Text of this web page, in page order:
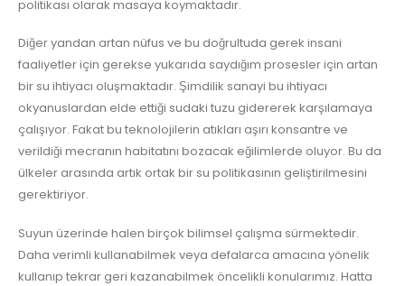
politikası olarak masaya koymaktadır.
Diğer yandan artan nüfus ve bu doğrultuda gerek insani
faaliyetler için gerekse yukarıda saydığım prosesler için artan
bir su ihtiyacı oluşmaktadır. Şimdilik sanayi bu ihtiyacı
okyanuslardan elde ettiği sudaki tuzu gidererek karşılamaya
çalışıyor. Fakat bu teknolojilerin atıkları aşırı konsantre ve
verildiği mecranın habitatını bozacak eğilimlerde oluyor. Bu da
ülkeler arasında artık ortak bir su politikasının geliştirilmesini
gerektiriyor.
Suyun üzerinde halen birçok bilimsel çalışma sürmektedir.
Daha verimli kullanabilmek veya defalarca amacına yönelik
kullanıp tekrar geri kazanabilmek öncelikli konularımız. Hatta